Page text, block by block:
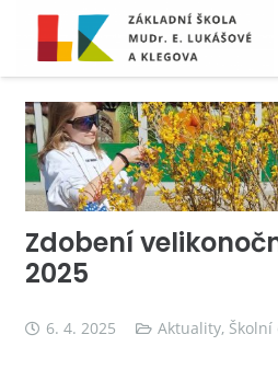
Zdobení
2025
6. 4. 2025 Aktuality,